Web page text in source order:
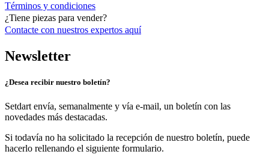
Términos y condiciones
¿Tiene piezas para vender?
Contacte con nuestros expertos aquí
Newsletter
¿Desea recibir nuestro boletín?
Setdart envía, semanalmente y vía e-mail, un boletín con las
novedades más destacadas.
Si todavía no ha solicitado la recepción de nuestro boletín, puede
hacerlo rellenando el siguiente formulario.